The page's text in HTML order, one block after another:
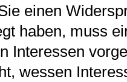
einen
haben, muss
Interessen
wessen